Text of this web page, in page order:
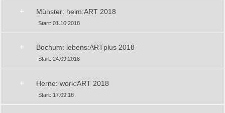
+ Münster: heim:ART 2018
Start: 01.10.2018
+ Bochum: lebens:ARTplus 2018
Start: 24.09.2018
+ Herne: work:ART 2018
Start: 17.09.18